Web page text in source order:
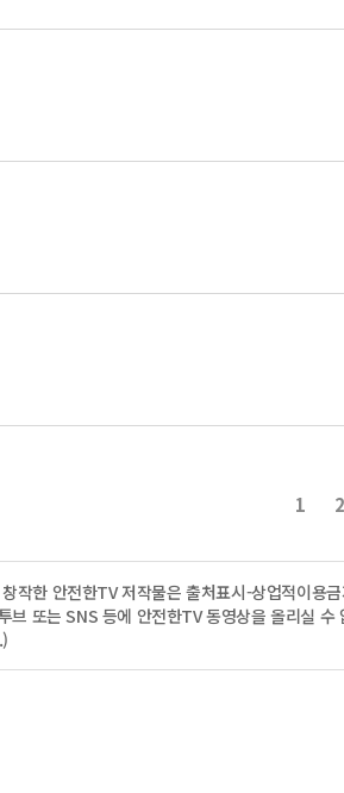
1 2
창작한 안전한TV 저작물은출처표시-상업적이용
브 또는 SNS 등에 안전한TV 동영상을 올리실